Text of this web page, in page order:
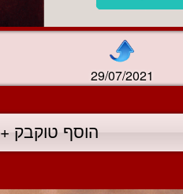
29/07/2021
הוסף טוקבק +